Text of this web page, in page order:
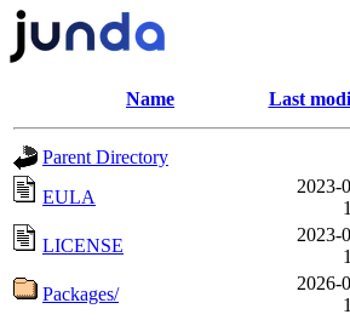
Name Last
Parent Directory
EULA
2023-
LICENSE
2023-
Packages/
2026-